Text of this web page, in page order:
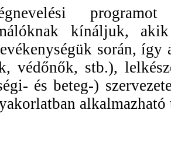
kínáljuk,
során, így
védőnők, stb.),
és beteg-)